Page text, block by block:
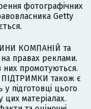
фотографічних
Getty
КОМПАНІЙ та
правах реклами.
них промотуються.
також є
підготовці цього
цих матеріалах.